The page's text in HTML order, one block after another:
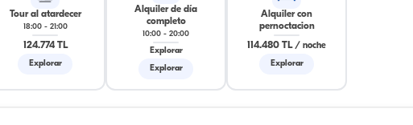
Tour al atardecer
18:00- 21:00
124.774 TL
Explorar
Alquiler de día
completo
10:00 - 20:00
Explorar
Explorar
Alquiler con
pernoctacion
114.480 TL/ noche
Explorar